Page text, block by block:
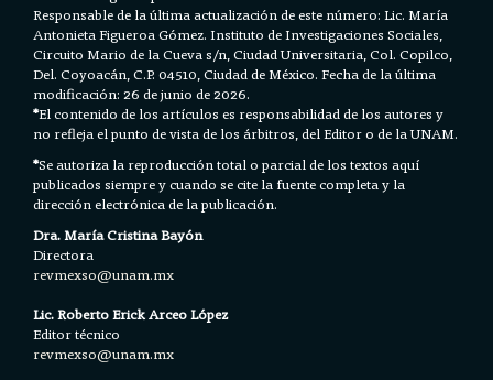
Responsable de la última actualización de este número: Lic. María
Antonieta Figueroa Gómez. Instituto de Investigaciones Sociales,
Circuito Mario de la Cueva s/n, Ciudad Universitaria, Col. Copilco,
Del. Coyoacán, C.P. 04510, Ciudad de México. Fecha de la última
modificación: 26 de junio de 2026.
*El contenido de los artículos es responsabilidad de los autores y
no refleja el punto de vista de los árbitros, del Editor o de la UNAM.
*Se autoriza la reproducción total o parcial de los textos aquí
publicados siempre y cuando se cite la fuente completa y la
dirección electrónica de la publicación.
Dra. María Cristina Bayón
Directora
revmexso@unam.mx
Lic. Roberto Erick Arceo López
Editor técnico
revmexso@unam.mx